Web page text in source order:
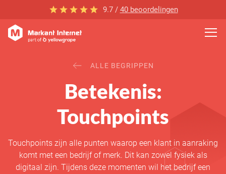
9.7 / 40 beoordelingen
ALLE BEGRIPPEN
Betekenis:
Touchpoints
Touchpoints zijn alle punten waarop een klant in aanraking
komt met een bedrijf of merk. Dit kan zowel fysiek als
digitaal zijn. Tijdens deze momenten wil het bedrijf een